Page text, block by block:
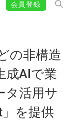
会員登録
の非構造
成AIで業
タ活用サ
を提供